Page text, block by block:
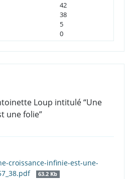
42
38
5
0
Loup intitulé “Une
une folie”
croissance-infinie-est-une-
63.2 Kb